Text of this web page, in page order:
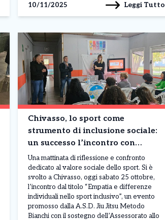
10/11/2025
Leggi Tutto
Chivasso, lo sport come
strumento di inclusione sociale:
un successo l’incontro con
l’esperta Elena Pattini
Una mattinata di riflessione e confronto
dedicato al valore sociale dello sport. Si è
svolto a Chivasso, oggi sabato 25 ottobre,
l’incontro dal titolo “Empatia e differenze
individuali nello sport inclusivo”, un evento
promosso dalla A.S.D. Jiu Jitsu Metodo
Bianchi con il sostegno dell’Assessorato allo